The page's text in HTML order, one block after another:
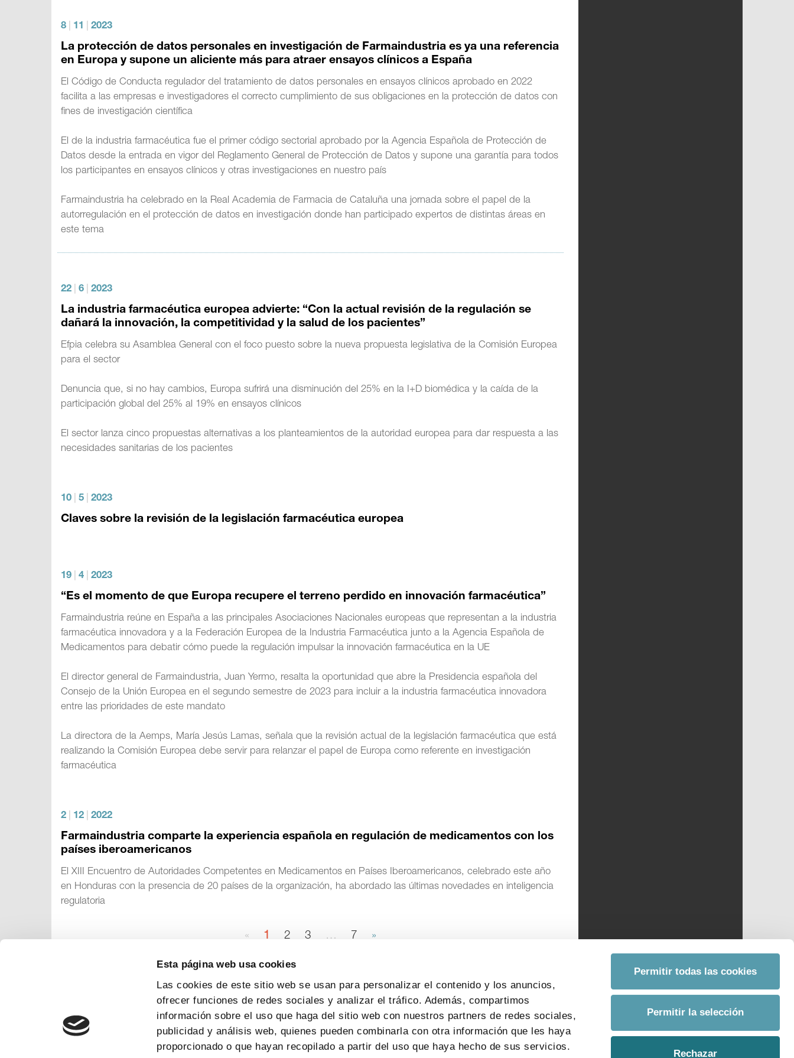
Esta página web usa cookies
Las cookies de este sitio web se usan para personalizar el contenido y los anuncios,
ofrecer funciones de redes sociales y analizar el tráfico. Además, compartimos
información sobre el uso que haga del sitio web con nuestros partners de redes sociales,
publicidad y análisis web, quienes pueden combinarla con otra información que les haya
proporcionado o que hayan recopilado a partir del uso que haya hecho de sus servicios.
Permitir todas las cookies
Permitir la selección
Rechazar
8 11 2023
La protección de datos personales en investigación de Farmaindustria es ya una referencia
en Europa y supone un aliciente más para atraer ensayos clínicos a España
El Código de Conducta regulador del tratamiento de datos personales en ensayos clínicos aprobado en 2022
facilita a las empresas e investigadores el correcto cumplimiento de sus obligaciones en la protección de datos con
fines de investigación científica
El de la industria farmacéutica fue el primer código sectorial aprobado por la Agencia Española de Protección de
Datos desde la entrada en vigor del Reglamento General de Protección de Datos y supone una garantía para todos
los participantes en ensayos clínicos y otras investigaciones en nuestro país
Farmaindustria ha celebrado en la Real Academia de Farmacia de Cataluña una jornada sobre el papel de la
autorregulación en el protección de datos en investigación donde han participado expertos de distintas áreas en
este tema
22 6 2023
La industria farmacéutica europea advierte: “Con la actual revisión de la regulación se
dañará la innovación, la competitividad y la salud de los pacientes”
Efpia celebra su Asamblea General con el foco puesto sobre la nueva propuesta legislativa de la Comisión Europea
para el sector
Denuncia que, si no hay cambios, Europa sufrirá una disminución del 25% en la I+D biomédica y la caída de la
participación global del 25% al 19% en ensayos clínicos
El sector lanza cinco propuestas alternativas a los planteamientos de la autoridad europea para dar respuesta a las
necesidades sanitarias de los pacientes
10 5 2023
Claves sobre la revisión de la legislación farmacéutica europea
19 4 2023
“Es el momento de que Europa recupere el terreno perdido en innovación farmacéutica”
Farmaindustria reúne en España a las principales Asociaciones Nacionales europeas que representan a la industria
farmacéutica innovadora y a la Federación Europea de la Industria Farmacéutica junto a la Agencia Española de
Medicamentos para debatir cómo puede la regulación impulsar la innovación farmacéutica en la UE
El director general de Farmaindustria, Juan Yermo, resalta la oportunidad que abre la Presidencia española del
Consejo de la Unión Europea en el segundo semestre de 2023 para incluir a la industria farmacéutica innovadora
entre las prioridades de este mandato
La directora de la Aemps, María Jesús Lamas, señala que la revisión actual de la legislación farmacéutica que está
realizando la Comisión Europea debe servir para relanzar el papel de Europa como referente en investigación
farmacéutica
2 12 2022
Farmaindustria comparte la experiencia española en regulación de medicamentos con los
países iberoamericanos
El XIII Encuentro de Autoridades Competentes en Medicamentos en Países Iberoamericanos, celebrado este año
en Honduras con la presencia de 20 países de la organización, ha abordado las últimas novedades en inteligencia
regulatoria
« 1 2 3 … 7 »